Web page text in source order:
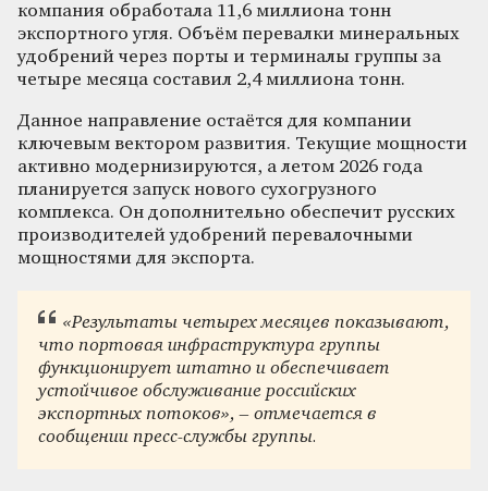
компания обработала 11,6 миллиона тонн
экспортного угля. Объём перевалки минеральных
удобрений через порты и терминалы группы за
четыре месяца составил 2,4 миллиона тонн.
Данное направление остаётся для компании
ключевым вектором развития. Текущие мощности
активно модернизируются, а летом 2026 года
планируется запуск нового сухогрузного
комплекса. Он дополнительно обеспечит русских
производителей удобрений перевалочными
мощностями для экспорта.
«Результаты четырех месяцев показывают,
что портовая инфраструктура группы
функционирует штатно и обеспечивает
устойчивое обслуживание российских
экспортных потоков», – отмечается в
сообщении пресс-службы группы.